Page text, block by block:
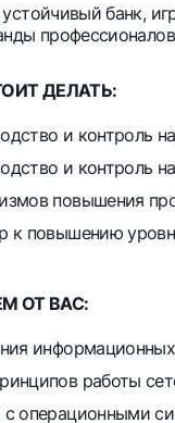
банк,
ДЕЛАТЬ:
и контроль
и контроль
повышения
к повышению
ОТ ВАС:
работы
операционными